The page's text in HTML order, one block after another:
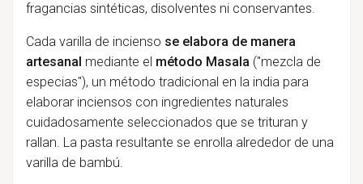
fragancias sintéticas, disolventes ni conservantes.
Cada varilla de incienso se elabora de manera
artesanal mediante el método Masala ("mezcla de
especias"), un método tradicional en la india para
elaborar inciensos con ingredientes naturales
cuidadosamente seleccionados que se trituran y
rallan. La pasta resultante se enrolla alrededor de una
varilla de bambú.